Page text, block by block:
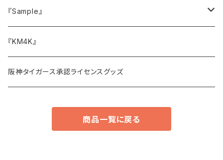
Tシャツ
スウェット
ボトムス
キャップ・ハット
バッグ
その他小物
『Sample』
サイドメニュー
『KM4K』
阪神タイガース承認ライセンスグッズ
商品一覧に戻る